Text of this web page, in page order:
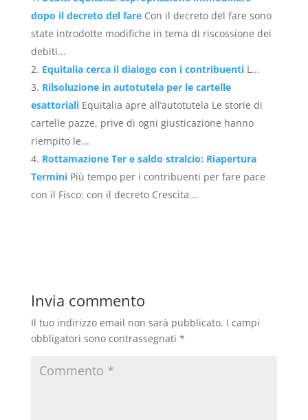
dopo il decreto del fare Con il decreto del fare sono
state introdotte modifiche in tema di riscossione dei
debiti...
Equitalia cerca il dialogo con i contribuenti L...
Rilsoluzione in autotutela per le cartelle
esattoriali Equitalia apre all’autotutela Le storie di
cartelle pazze, prive di ogni giusticazione hanno
riempito le...
Rottamazione Ter e saldo stralcio: Riapertura
Termini Più tempo per i contribuenti per fare pace
con il Fisco: con il decreto Crescita...
Invia commento
Il tuo indirizzo email non sarà pubblicato. I campi
obbligatori sono contrassegnati *